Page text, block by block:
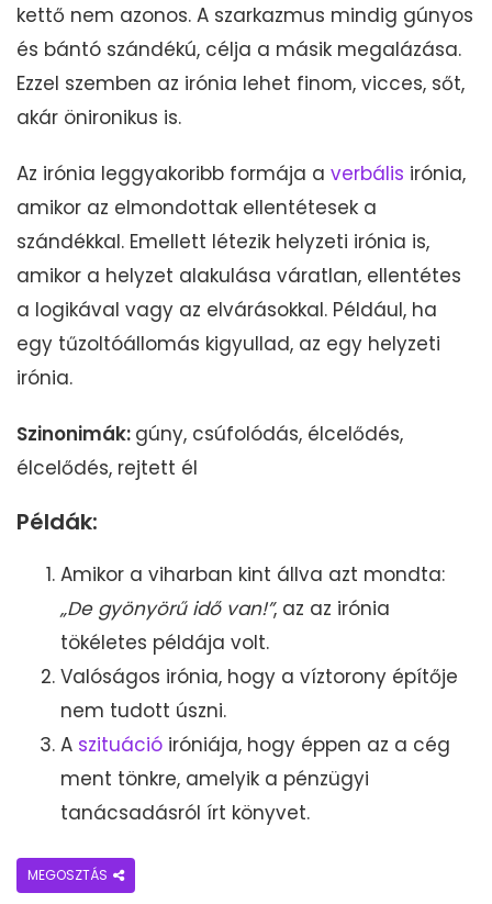
kettő nem azonos. A szarkazmus mindig gúnyos
és bántó szándékú, célja a másik megalázása.
Ezzel szemben az irónia lehet finom, vicces, sőt,
akár önironikus is.
Az irónia leggyakoribb formája a verbális irónia,
amikor az elmondottak ellentétesek a
szándékkal. Emellett létezik helyzeti irónia is,
amikor a helyzet alakulása váratlan, ellentétes
a logikával vagy az elvárásokkal. Például, ha
egy tűzoltóállomás kigyullad, az egy helyzeti
irónia.
Szinonimák: gúny, csúfolódás, élcelődés,
élcelődés, rejtett él
Példák:
Amikor a viharban kint állva azt mondta:
„De gyönyörű idő van!”, az az irónia
tökéletes példája volt.
Valóságos irónia, hogy a víztorony építője
nem tudott úszni.
A szituáció iróniája, hogy éppen az a cég
ment tönkre, amelyik a pénzügyi
tanácsadásról írt könyvet.
MEGOSZTÁS